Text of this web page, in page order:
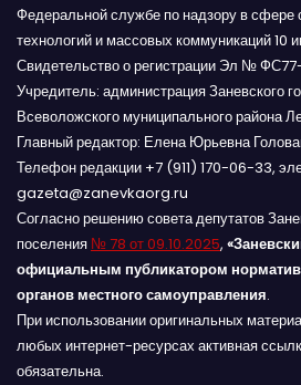
Федеральной службе по надзору в сфере
технологий и массовых коммуникаций 10
Свидетельство о регистрации Эл №
Учредитель: администрация Заневского
Всеволожского муниципального района
Главный редактор: Елена Юрьевна
Телефон редакции +7 (911) 170-06-33,
gazeta@zanevkaorg.ru
Согласно решению совета депутатов
поселения № 78 от 09.10.2025,
официальным публикатором
органов местного самоуправления.
При использовании оригинальных
любых интернет-ресурсах активная
обязательна.